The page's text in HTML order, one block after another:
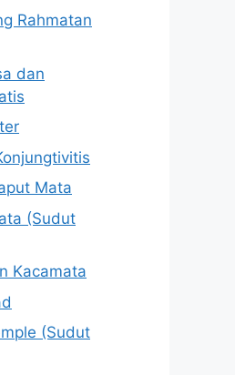
Rahmatan
dan
Mata
(Sudut
Kacamata
(Sudut